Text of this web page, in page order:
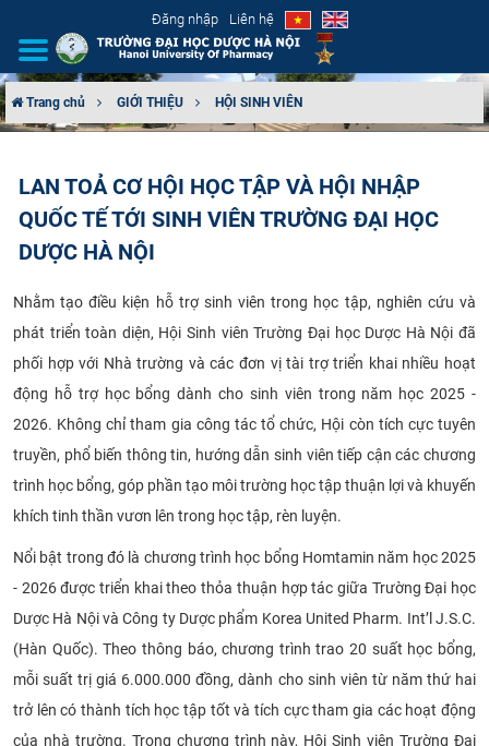
Đăng nhập Liên hệ
CƠ CẤU TỔ CHỨC
TUYỂN SINH
ĐÀO TẠO
ĐẢM BẢO CHẤT LƯỢNG
KHOA HỌC CÔNG NGHỆ
HTQT
CỰU NGƯỜI HỌC
Trang chủ GIỚI THIỆU HỘI SINH VIÊN
LAN TOẢ CƠ HỘI HỌC TẬP VÀ HỘI NHẬP
QUỐC TẾ TỚI SINH VIÊN TRƯỜNG ĐẠI HỌC
DƯỢC HÀ NỘI
Nhằm tạo điều kiện hỗ trợ sinh viên trong học tập, nghiên cứu và
phát triển toàn diện, Hội Sinh viên Trường Đại học Dược Hà Nội đã
phối hợp với Nhà trường và các đơn vị tài trợ triển khai nhiều hoạt
động hỗ trợ học bổng dành cho sinh viên trong năm học 2025 -
2026. Không chỉ tham gia công tác tổ chức, Hội còn tích cực tuyên
truyền, phổ biến thông tin, hướng dẫn sinh viên tiếp cận các chương
trình học bổng, góp phần tạo môi trường học tập thuận lợi và khuyến
khích tinh thần vươn lên trong học tập, rèn luyện.
Nổi bật trong đó là chương trình học bổng Homtamin năm học 2025
- 2026 được triển khai theo thỏa thuận hợp tác giữa Trường Đại học
Dược Hà Nội và Công ty Dược phẩm Korea United Pharm. Int’l J.S.C.
(Hàn Quốc). Theo thông báo, chương trình trao 20 suất học bổng,
mỗi suất trị giá 6.000.000 đồng, dành cho sinh viên từ năm thứ hai
trở lên có thành tích học tập tốt và tích cực tham gia các hoạt động
của nhà trường. Trong chương trình này, Hội Sinh viên Trường Đại